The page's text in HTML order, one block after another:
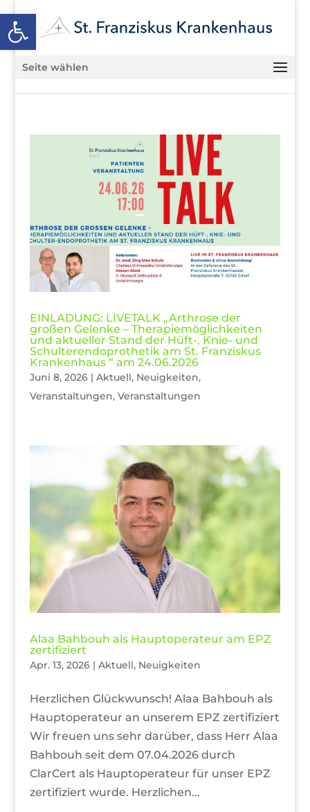
Seite wählen
EINLADUNG: LIVETALK „Arthrose der
großen Gelenke – Therapiemöglichkeiten
und aktueller Stand der Hüft-, Knie- und
Schulterendoprothetik am St. Franziskus
Krankenhaus “ am 24.06.2026
Juni 8, 2026| Aktuell, Neuigkeiten,
Veranstaltungen, Veranstaltungen
Alaa Bahbouh als Hauptoperateur am EPZ
zertifiziert
Apr. 13, 2026| Aktuell, Neuigkeiten
Herzlichen Glückwunsch! Alaa Bahbouh als
Hauptoperateur an unserem EPZ zertifiziert
Wir freuen uns sehr darüber, dass Herr Alaa
Bahbouh seit dem 07.04.2026 durch
ClarCert als Hauptoperateur für unser EPZ
zertifiziert wurde. Herzlichen...
Open toolbar